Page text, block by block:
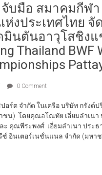
บมือ สมาคมกีฬา
งประเทศไทย จั
นตันอาวุโสชิง
Thailand BWF
0 Comment
อร์ต จำกัด ในเครือ บริษัท กรังด์ป
ชน) โดยคุณอโณทัย เอี่ยมลำเนา
ะ คุณพีระพงศ์ เอี่ยมลำเนา ประธ
ซ์ อินเตอร์เนชั่นแนล จำกัด (มหา